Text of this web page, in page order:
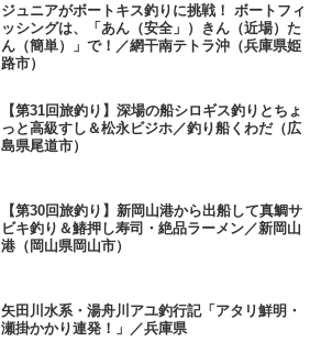
ジュニアがボートキス釣りに挑戦！ ボートフィ
ッシングは、「あん（安全」）きん（近場）た
ん（簡単）」で！／網干南テトラ沖（兵庫県姫
路市）
【第31回旅釣り】深場の船シロギス釣りとちょ
っと高級すし＆松永ビジホ／釣り船くわだ（広
島県尾道市）
【第30回旅釣り】新岡山港から出船して真鯛サ
ビキ釣り＆鰆押し寿司・絶品ラーメン／新岡山
港（岡山県岡山市）
矢田川水系・湯舟川アユ釣行記「アタリ鮮明・
瀬掛かかり連発！」／兵庫県